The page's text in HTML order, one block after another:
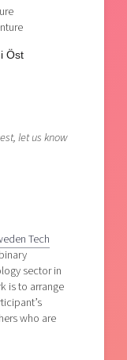
Öst
let us know
Tech
sector in
is to arrange
who are